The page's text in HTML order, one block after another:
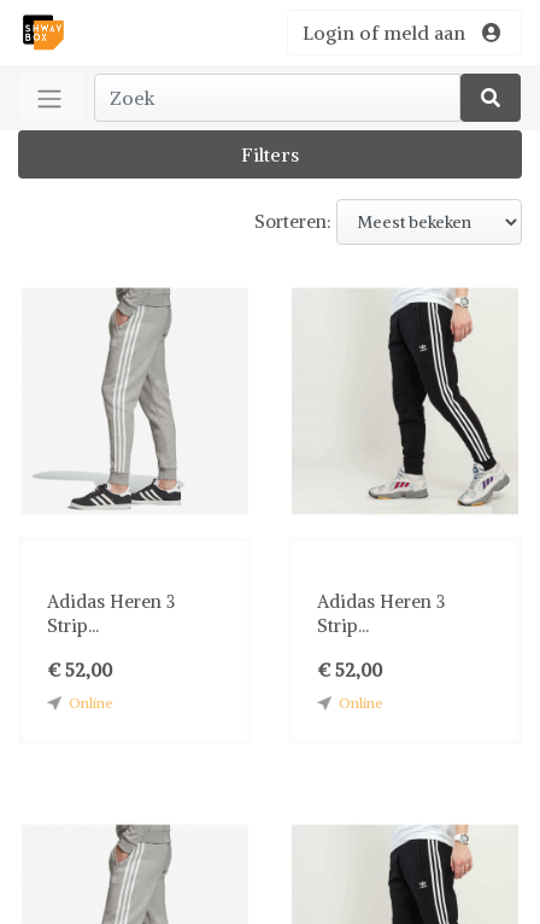
Login of meld aan
Filters
Sorteren:
Adidas Heren 3
Strip...
€ 52,00
Online
Adidas Heren 3
Strip...
€ 52,00
Online